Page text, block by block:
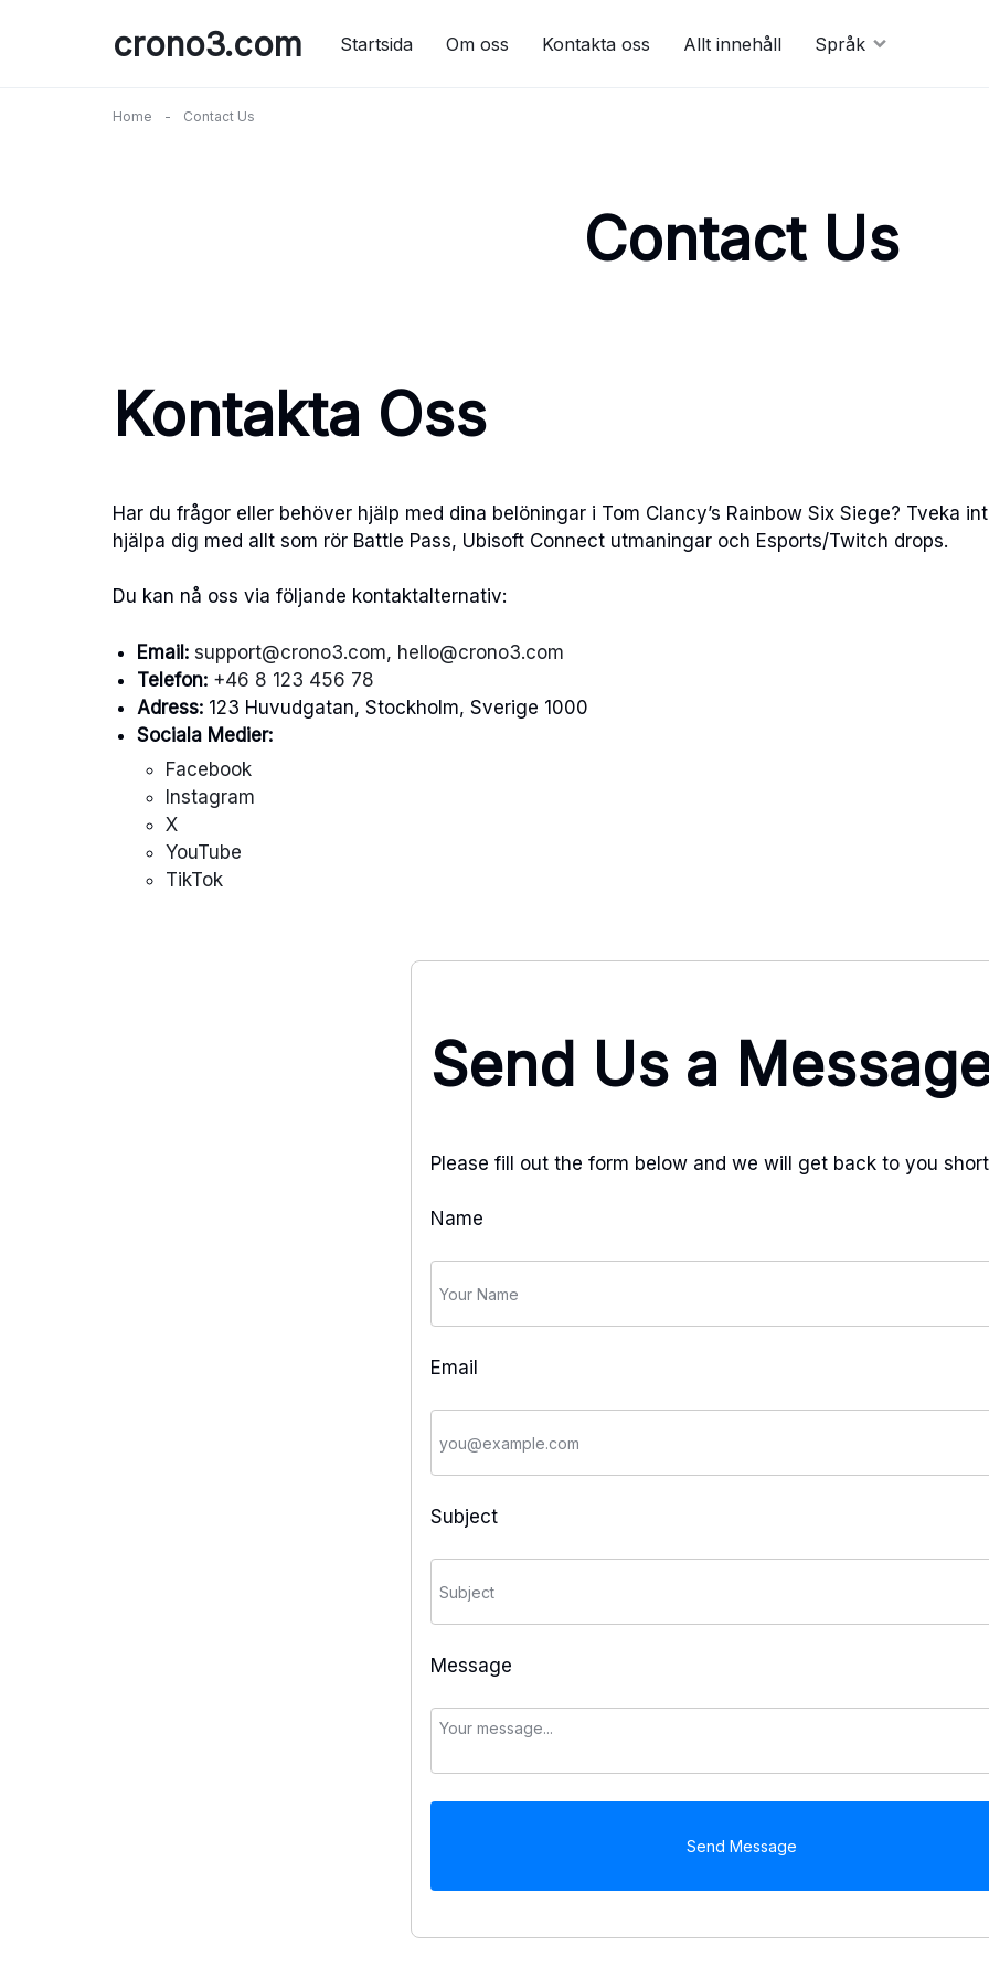
crono3.com Startsida Om oss Kontakta oss Allt innehåll Språk
Home - Contact Us
Contact Us
Kontakta Oss
Har du frågor eller behöver hjälp med dina belöningar i Tom Clancy’s Rainbow Six Siege? Tveka
hjälpa dig med allt som rör Battle Pass, Ubisoft Connect utmaningar och Esports/Twitch drops.
Du kan nå oss via följande kontaktalternativ:
Email: support@crono3.com, hello@crono3.com
Telefon: +46 8 123 456 78
Adress: 123 Huvudgatan, Stockholm, Sverige 1000
Sociala Medier:
Facebook
Instagram
X
YouTube
TikTok
Send Us a
Please fill out the form below and we will get back to you
Name
Email
Subject
Message
Send Message